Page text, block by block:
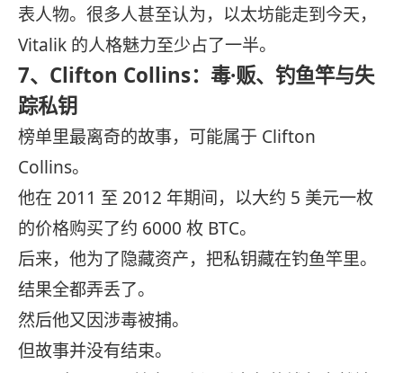
表人物。很多人甚至认为，以太坊能走到今天，
Vitalik 的人格魅力至少占了一半。
7、Clifton Collins：毒·贩、钓鱼竿与失
踪私钥
榜单里最离奇的故事，可能属于 Clifton
Collins。
他在 2011 至 2012 年期间，以大约 5 美元一枚
的价格购买了约 6000 枚 BTC。
后来，他为了隐藏资产，把私钥藏在钓鱼竿里。
结果全都弄丢了。
然后他又因涉毒被捕。
但故事并没有结束。